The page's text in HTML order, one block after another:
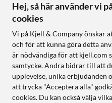
Hej, så här använder vi
cookies
Vi på Kjell & Company önskar
och för att kunna göra detta
är nödvändiga för att kjell.com
samtycke. Andra bidrar till att
upplevelse, unika erbjudanden
att trycka "Acceptera alla"
cookies. Du kan också välja